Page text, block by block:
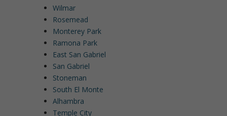
Wilmar
Rosemead
Monterey Park
Ramona Park
East San Gabriel
San Gabriel
Stoneman
South El Monte
Alhambra
Temple City